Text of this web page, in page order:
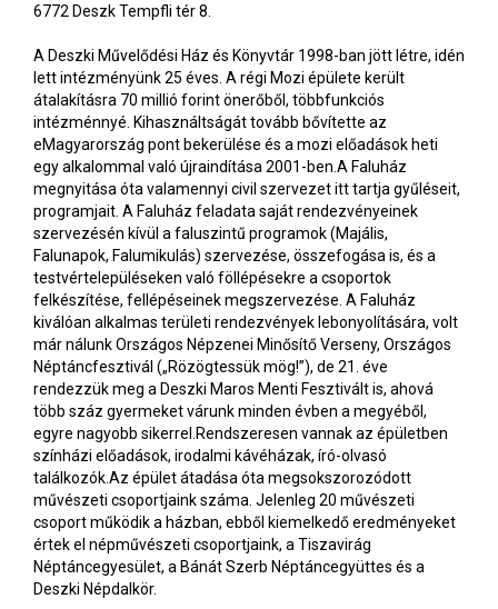
6772 Deszk Tempfli tér 8.
A Deszki Művelődési Ház és Könyvtár 1998-ban jött létre, idén
lett intézményünk 25 éves. A régi Mozi épülete került
átalakításra 70 millió forint önerőből, többfunkciós
intézménnyé. Kihasználtságát tovább bővítette az
eMagyarország pont bekerülése és a mozi előadások heti
egy alkalommal való újraindítása 2001-ben.A Faluház
megnyitása óta valamennyi civil szervezet itt tartja gyűléseit,
programjait. A Faluház feladata saját rendezvényeinek
szervezésén kívül a faluszintű programok (Majális,
Falunapok, Falumikulás) szervezése, összefogása is, és a
testvértelepüléseken való föllépésekre a csoportok
felkészítése, fellépéseinek megszervezése. A Faluház
kiválóan alkalmas területi rendezvények lebonyolítására, volt
már nálunk Országos Népzenei Minősítő Verseny, Országos
Néptáncfesztivál („Rözögtessük mög!”), de 21. éve
rendezzük meg a Deszki Maros Menti Fesztivált is, ahová
több száz gyermeket várunk minden évben a megyéből,
egyre nagyobb sikerrel.Rendszeresen vannak az épületben
színházi előadások, irodalmi kávéházak, író-olvasó
találkozók.Az épület átadása óta megsokszorozódott
művészeti csoportjaink száma. Jelenleg 20 művészeti
csoport működik a házban, ebből kiemelkedő eredményeket
értek el népművészeti csoportjaink, a Tiszavirág
Néptáncegyesület, a Bánát Szerb Néptáncegyüttes és a
Deszki Népdalkör.